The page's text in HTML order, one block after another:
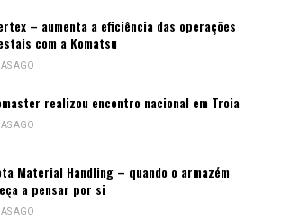
– aumenta a eficiência das operações
com a Komatsu
AGO
realizou encontro nacional em Troia
AGO
Material Handling – quando o armazém
a pensar por si
AGO